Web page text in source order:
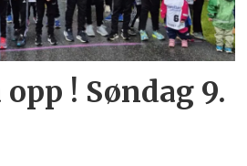
! Søndag 9.